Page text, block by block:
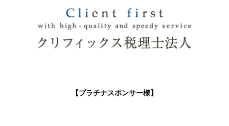
【プラチナスポンサー様】